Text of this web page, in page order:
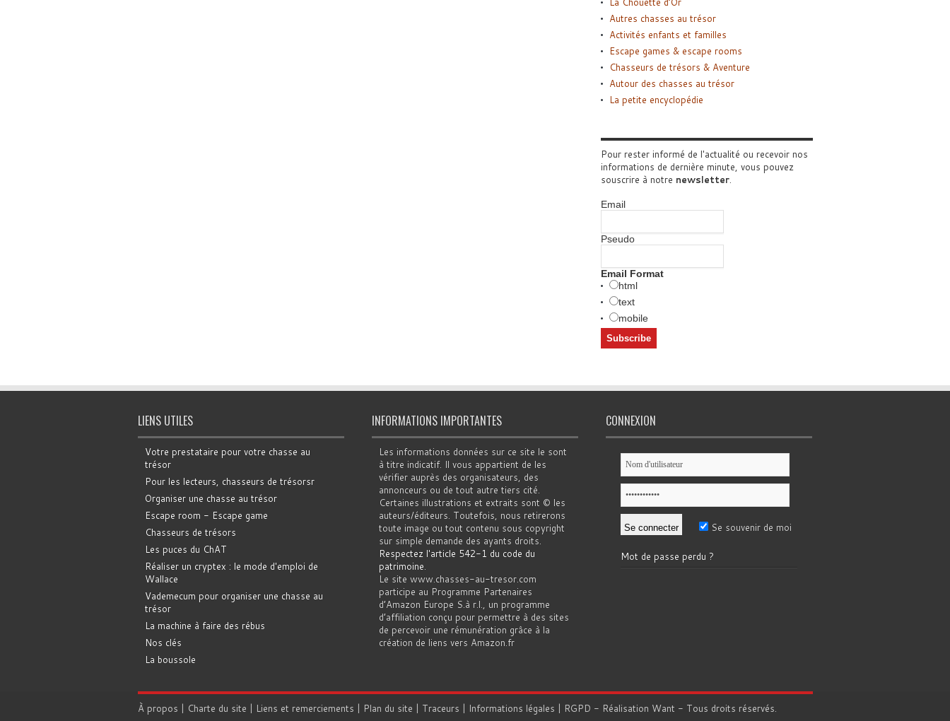
Autres chasses au trésor
Activités enfants et familles
Escape games & escape rooms
Chasseurs de trésors & Aventure
Autour des chasses au trésor
La petite encyclopédie
Pour rester informé de l'actualité ou recevoir nos
informations de dernière minute, vous pouvez
souscrire à notre newsletter.
Email
Pseudo
Email Format
html
text
mobile
LIENS UTILES
Votre prestataire pour votre chasse au
trésor
Pour les lecteurs, chasseurs de trésorsr
Organiser une chasse au trésor
Escape room - Escape game
Chasseurs de trésors
Les puces du ChAT
Réaliser un cryptex : le mode d'emploi de
Wallace
Vademecum pour organiser une chasse au
trésor
La machine à faire des rébus
Nos clés
La boussole
INFORMATIONS IMPORTANTES
Les informations données sur ce site le sont
à titre indicatif. Il vous appartient de les
vérifier auprès des organisateurs, des
annonceurs ou de tout autre tiers cité.
Certaines illustrations et extraits sont © les
auteurs/éditeurs. Toutefois, nous retirerons
toute image ou tout contenu sous copyright
sur simple demande des ayants droits.
Respectez l'article 542-1 du code du
patrimoine
Le site www.chasses-au-tresor.com
participe au Programme Partenaires
d’Amazon Europe S.à r.l., un programme
d’affiliation conçu pour permettre à des sites
de percevoir une rémunération grâce à la
création de liens vers Amazon.fr
CONNEXION
Se souvenir de moi
Mot de passe perdu ?
À propos | Charte du site | Liens et remerciements | Plan du site | Traceurs | Informations légales | RGPD - Réalisation Want - Tous droits réservés.